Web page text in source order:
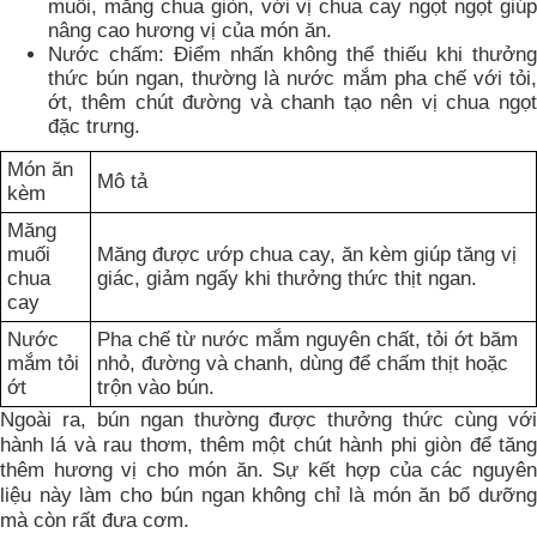
muối, măng chua giòn, với vị chua cay ngọt ngọt giúp
nâng cao hương vị của món ăn.
Nước chấm: Điểm nhấn không thể thiếu khi thưởng
thức bún ngan, thường là nước mắm pha chế với tỏi,
ớt, thêm chút đường và chanh tạo nên vị chua ngọt
đặc trưng.
Món ăn
kèm
Mô tả
Măng
muối
chua
cay
Măng được ướp chua cay, ăn kèm giúp tăng vị
giác, giảm ngấy khi thưởng thức thịt ngan.
Nước
mắm tỏi
ớt
Pha chế từ nước mắm nguyên chất, tỏi ớt băm
nhỏ, đường và chanh, dùng để chấm thịt hoặc
trộn vào bún.
Ngoài ra, bún ngan thường được thưởng thức cùng với
hành lá và rau thơm, thêm một chút hành phi giòn để tăng
thêm hương vị cho món ăn. Sự kết hợp của các nguyên
liệu này làm cho bún ngan không chỉ là món ăn bổ dưỡng
mà còn rất đưa cơm.